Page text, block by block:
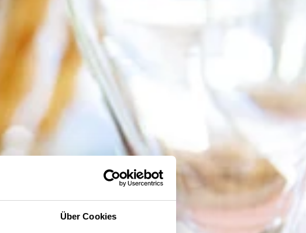
Über Cookies